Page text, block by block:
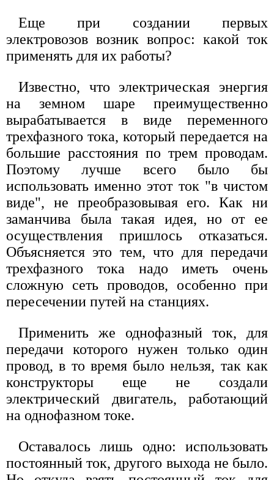
Еще при создании первых
электровозов возник вопрос: какой ток
применять для их работы?
Известно, что электрическая энергия
на земном шаре преимущественно
вырабатывается в виде переменного
трехфазного тока, который передается на
большие расстояния по трем проводам.
Поэтому лучше всего было бы
использовать именно этот ток "в чистом
виде", не преобразовывая его. Как ни
заманчива была такая идея, но от ее
осуществления пришлось отказаться.
Объясняется это тем, что для передачи
трехфазного тока надо иметь очень
сложную сеть проводов, особенно при
пересечении путей на станциях.
Применить же однофазный ток, для
передачи которого нужен только один
провод, в то время было нельзя, так как
конструкторы еще не создали
электрический двигатель, работающий
на однофазном токе.
Оставалось лишь одно: использовать
постоянный ток, другого выхода не было.